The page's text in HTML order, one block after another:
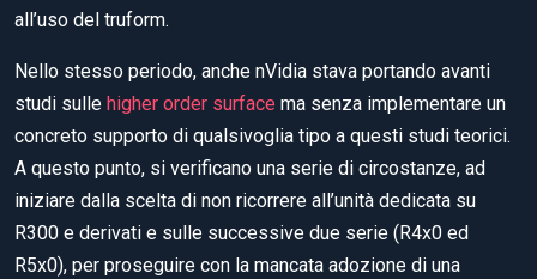
all’uso del truform.
Nello stesso periodo, anche nVidia stava portando avanti
studi sulle higher order surface ma senza implementare un
concreto supporto di qualsivoglia tipo a questi studi teorici.
A questo punto, si verificano una serie di circostanze, ad
iniziare dalla scelta di non ricorrere all’unità dedicata su
R300 e derivati e sulle successive due serie (R4x0 ed
R5x0), per proseguire con la mancata adozione di una